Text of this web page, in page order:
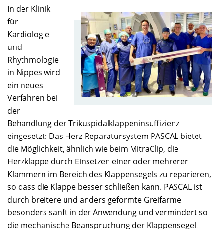
In der Klinik
für
Kardiologie
und
Rhythmologie
in Nippes wird
ein neues
Verfahren bei
der
Behandlung der Trikuspidalklappeninsuffizienz
eingesetzt: Das Herz-Reparatursystem PASCAL bietet
die Möglichkeit, ähnlich wie beim MitraClip, die
Herzklappe durch Einsetzen einer oder mehrerer
Klammern im Bereich des Klappensegels zu reparieren,
so dass die Klappe besser schließen kann. PASCAL ist
durch breitere und anders geformte Greifarme
besonders sanft in der Anwendung und vermindert so
die mechanische Beanspruchung der Klappensegel.